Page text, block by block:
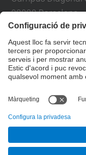
08028 Barcelona
E-mail :
Formulari de
Junta PAS